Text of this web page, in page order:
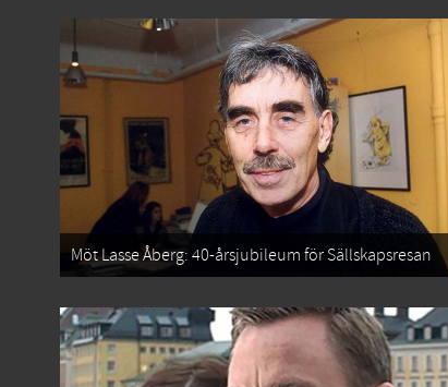
Möt Lasse Åberg: 40-årsjubileum för Sällskapsresan